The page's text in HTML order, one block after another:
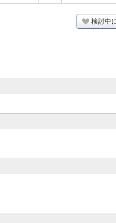
検討中